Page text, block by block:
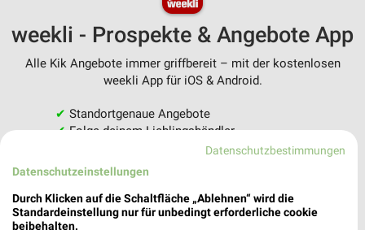
weekli - Prospekte & Angebote App
Alle Kik Angebote immer griffbereit – mit der kostenlosen
weekli App für iOS & Android.
✔ Standortgenaue Angebote
✔Folge deinem Lieblingshändler
Push-Benachrichtigungen bei neuen Prospekten
✔
Einkaufsliste - Einkauf stressfrei planen
JETZT LADEN UND SPAREN!
Datenschutzbestimmungen
Datenschutzeinstellungen
Durch Klicken auf die Schaltfläche „Ablehnen“ wird die
Standardeinstellung nur für unbedingt erforderliche cookie
beibehalten.